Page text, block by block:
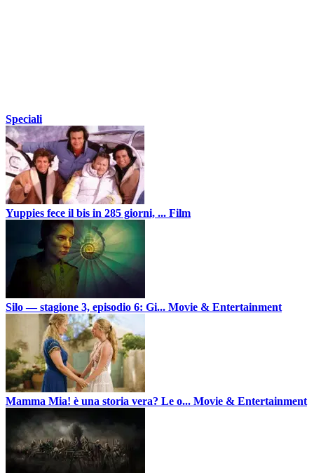
Speciali
Yuppies fece il bis in 285 giorni, ... Film
Silo — stagione 3, episodio 6: Gi... Movie & Entertainment
Mamma Mia! è una storia vera? Le o... Movie & Entertainment